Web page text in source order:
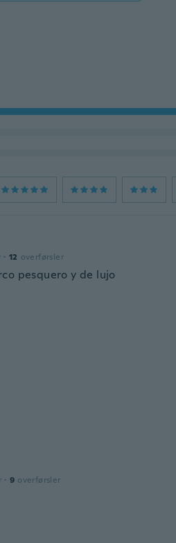
· 12 overførsler
pesquero y de lujo
· 9 overførsler